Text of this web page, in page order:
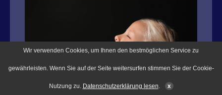
Wir verwenden Cookies, um Ihnen den bestmöglichen Service zu
gewährleisten. Wenn Sie auf der Seite weitersurfen stimmen Sie der Cookie-
Nutzung zu. Datenschutzerklärung lesen. x